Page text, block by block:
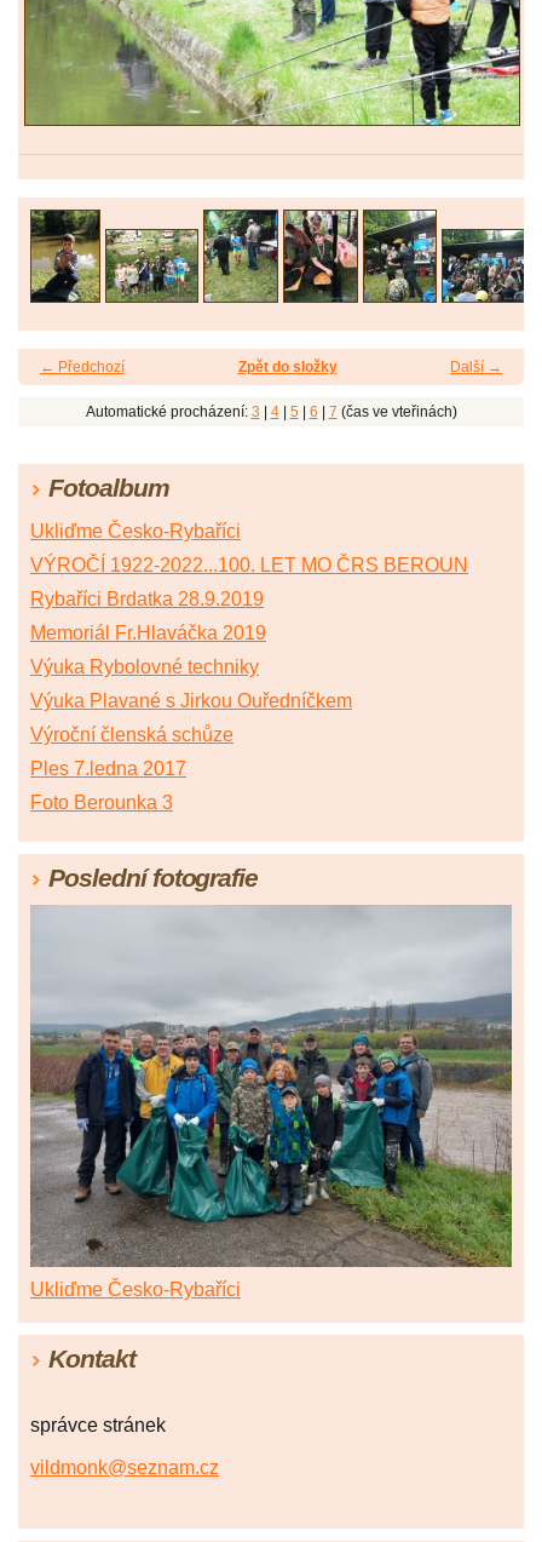
← Předchozí Další →
Zpět do složky
Automatické procházení: 3 4| 5| 6 7 (čas ve vteřinách)
Fotoalbum
Ukliďme Česko-Rybaříci
VÝROČÍ 1922-2022...100. LET MO ČRS BEROUN
Rybaříci Brdatka 28.9.2019
Memoriál Fr.Hlaváčka 2019
Výuka Rybolovné techniky
Výuka Plavané s Jirkou Ouředníčkem
Výroční členská schůze
Ples 7.ledna 2017
Foto Berounka 3
Poslední fotografie
Ukliďme Česko-Rybaříci
Kontakt
správce stránek
vildmonk@seznam.cz